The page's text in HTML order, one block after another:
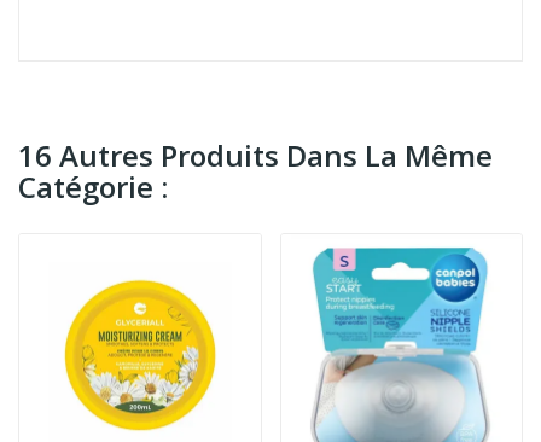
16 Autres Produits Dans La Même
Catégorie :